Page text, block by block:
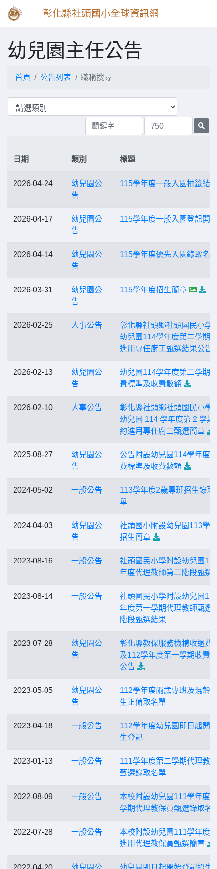
彰化縣社頭國小全球資訊網
幼兒園主任公告
首頁 公告列表 職稱搜尋
日期 類別 標題
2026-04-24
幼兒園公
告
115學年度一般入園抽籤結
2026-04-17
幼兒園公
告
115學年度一般入園登記開
2026-04-14
幼兒園公
告
115學年度優先入園錄取名
2026-03-31
幼兒園公
告
115學年度招生簡章
2026-02-25 人事公告
彰化縣社頭鄉社頭國民小學
幼兒園114學年度第二學期
進用專任廚工甄選結果公告
2026-02-13
幼兒園公
告
幼兒園114學年度第二學期
費標準及收費數額
2026-02-10 人事公告
彰化縣社頭鄉社頭國民小學
幼兒園 114 學年度第 2 學期
約進用專任廚工甄選簡章
2025-08-27
幼兒園公
告
公告附設幼兒園114學年度
費標準及收費數額
2024-05-02 一般公告
113學年度2歲專班招生錄取
單
2024-04-03
幼兒園公
告
社頭國小附設幼兒園113學
招生簡章
2023-08-16 一般公告
社頭國民小學附設幼兒園
年度代理教師第二階段甄選
2023-08-14 一般公告
社頭國民小學附設幼兒園
年度第一學期代理教師甄選
階段甄選結果
2023-07-28
幼兒園公
告
彰化縣教保服務機構收退費
及112學年度第一學期收費
公告
2023-05-05
幼兒園公
告
112學年度兩歲專班及混齡
生正備取名單
2023-04-18 一般公告
112學年度幼兒園即日起開
生登記
2023-01-13 一般公告
111學年度第二學期代理教
甄選錄取名單
2022-08-09 一般公告
本校附設幼兒園111學年度
學期代理教保員甄選錄取名
2022-07-28 一般公告
本校附設幼兒園111學年度
進用代理教保員甄選簡章
2022-04-20 幼兒園公 幼兒園即日起開始登記招生